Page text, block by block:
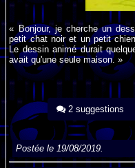
« Bonjour, je cherche un
petit chat noir et un petit
Le dessin animé durait
avait qu'une seule maison. »
2 suggestions
Postée le 19/08/2019.